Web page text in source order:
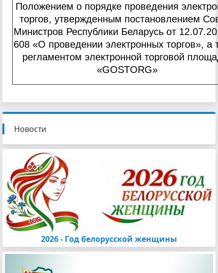
Положением о порядке проведения
торгов, утвержденным постановлением
Министров Республики Беларусь от
608 «О проведении электронных торгов», а
регламентом электронной торговой
«GOSTORG»
Новости
2026 - Год белорусской женщины